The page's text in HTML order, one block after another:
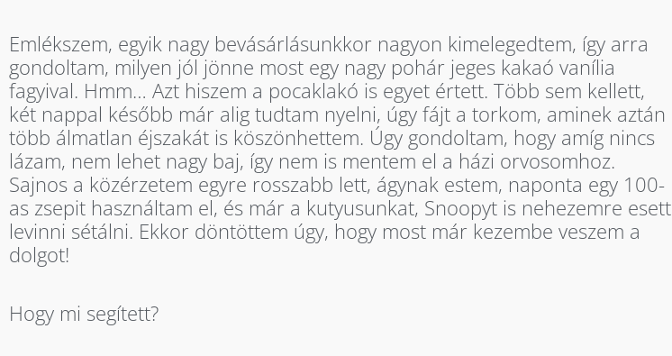
Emlékszem, egyik nagy bevásárlásunkkor nagyon kimelegedtem, így arra
gondoltam, milyen jól jönne most egy nagy pohár jeges kakaó vanília
fagyival. Hmm… Azt hiszem a pocaklakó is egyet értett. Több sem kellett,
két nappal később már alig tudtam nyelni, úgy fájt a torkom, aminek aztán
több álmatlan éjszakát is köszönhettem. Úgy gondoltam, hogy amíg nincs
lázam, nem lehet nagy baj, így nem is mentem el a házi orvosomhoz.
Sajnos a közérzetem egyre rosszabb lett, ágynak estem, naponta egy 100-
as zsepit használtam el, és már a kutyusunkat, Snoopyt is nehezemre esett
levinni sétálni. Ekkor döntöttem úgy, hogy most már kezembe veszem a
dolgot!
Hogy mi segített?